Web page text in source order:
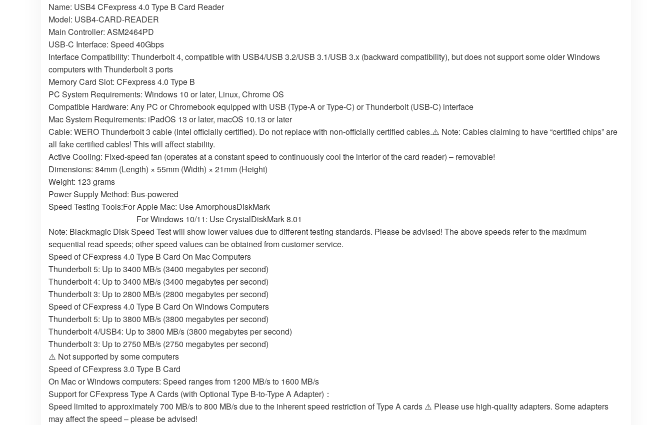
Name: USB4 CFexpress 4.0 Type B Card Reader
Model: USB4-CARD-READER
Main Controller: ASM2464PD
USB-C Interface: Speed 40Gbps
Interface Compatibility: Thunderbolt 4, compatible with USB4/USB 3.2/USB 3.1/USB 3.x (backward compatibility), but does not support some older Windows
computers with Thunderbolt 3 ports
Memory Card Slot: CFexpress 4.0 Type B
PC System Requirements: Windows 10 or later, Linux, Chrome OS
Compatible Hardware: Any PC or Chromebook equipped with USB (Type-A or Type-C) or Thunderbolt (USB-C) interface
Mac System Requirements: iPadOS 13 or later, macOS 10.13 or later
Cable: WERO Thunderbolt 3 cable (Intel officially certified). Do not replace with non-officially certified cables.⚠️ Note: Cables claiming to have “certified chips” are
all fake certified cables! This will affect stability.
Active Cooling: Fixed-speed fan (operates at a constant speed to continuously cool the interior of the card reader) – removable!
Dimensions: 84mm (Length) × 55mm (Width) × 21mm (Height)
Weight: 123 grams
Power Supply Method: Bus-powered
Speed Testing Tools:For Apple Mac: Use AmorphousDiskMark
For Windows 10/11: Use CrystalDiskMark 8.01
Note: Blackmagic Disk Speed Test will show lower values due to different testing standards. Please be advised! The above speeds refer to the maximum
sequential read speeds; other speed values can be obtained from customer service.
Speed of CFexpress 4.0 Type B Card On Mac Computers
Thunderbolt 5: Up to 3400 MB/s (3400 megabytes per second)
Thunderbolt 4: Up to 3400 MB/s (3400 megabytes per second)
Thunderbolt 3: Up to 2800 MB/s (2800 megabytes per second)
Speed of CFexpress 4.0 Type B Card On Windows Computers
Thunderbolt 5: Up to 3800 MB/s (3800 megabytes per second)
Thunderbolt 4/USB4: Up to 3800 MB/s (3800 megabytes per second)
Thunderbolt 3: Up to 2750 MB/s (2750 megabytes per second)
⚠️ Not supported by some computers
Speed of CFexpress 3.0 Type B Card
On Mac or Windows computers: Speed ranges from 1200 MB/s to 1600 MB/s
Support for CFexpress Type A Cards (with Optional Type B-to-Type A Adapter)：
Speed limited to approximately 700 MB/s to 800 MB/s due to the inherent speed restriction of Type A cards ⚠️ Please use high-quality adapters. Some adapters
may affect the speed – please be advised!